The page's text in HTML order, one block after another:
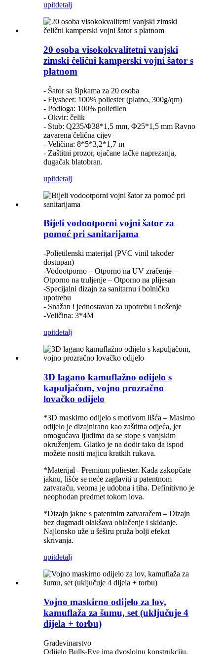
upitdetalj
20 osoba visokokvalitetni vanjski
zimski čelični kamperski vojni šator s
platnom
- Šator sa šipkama za 20 osoba
- Flysheet: 100% poliester (platno, 300g/qm)
- Podloga: 100% polietilen
- Okvir: čelik
- Stub: Q235/Φ38*1,5 mm, Φ25*1,5 mm Ravno
zavarena čelična cijev
- Veličina: 8*5*3,2*1,7 m
- Zaštitni prozor, ojačane tačke naprezanja,
dugačak blatobran.
upitdetalj
Bijeli vodootporni vojni šator za
pomoć pri sanitarijama
-Polietilenski materijal (PVC vinil također
dostupan)
-Vodootporno – Otporno na UV zračenje –
Otporno na truljenje – Otporno na plijesan
-Specijalni dizajn za sanitarnu i bolničku
upotrebu
- Snažan i jednostavan za upotrebu i nošenje
-Veličina: 3*4M
upitdetalj
3D lagano kamuflažno odijelo s
kapuljačom, vojno prozračno
lovačko odijelo
*3D maskirno odijelo s motivom lišća – Masirno
odijelo je dizajnirano kao zaštitna odjeća, jer
omogućava ljudima da se stope s vanjskim
okruženjem. Glatko je na dodir tako da ispod
možete nositi majicu kratkih rukava.
*Materijal - Premium poliester. Kada zakopčate
jaknu, lišće se neće zaglaviti u patentnom
zatvaraču, veoma je udobna i tiha. Definitivno je
neophodan predmet tokom lova.
*Dizajn jakne s patentnim zatvaračem – Dizajn
bez dugmadi olakšava oblačenje i skidanje.
Najlonsko uže u šeširu pruža bolji efekat
skrivanja.
upitdetalj
Vojno maskirno odijelo za lov,
kamuflaža za šumu, set (uključuje 4
dijela + torbu)
Građevinarstvo
Odijelo Bulls-Eye ima dvoslojnu konstrukciju.